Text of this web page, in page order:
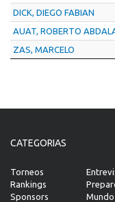
DICK, DIEGO FABIAN
AUAT, ROBERTO
ZAS, MARCELO
CATEGORIAS
Torneos
Rankings
Sponsors
Mundo